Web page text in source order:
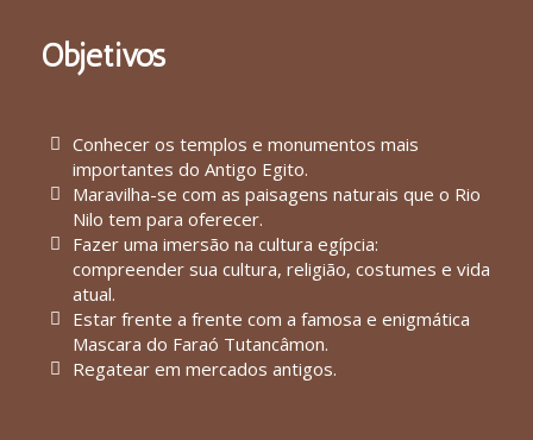
Objetivos
Conhecer os templos e monumentos mais
importantes do Antigo Egito.
Maravilha-se com as paisagens naturais que o Rio
Nilo tem para oferecer.
Fazer uma imersão na cultura egípcia:
compreender sua cultura, religião, costumes e vida
atual.
Estar frente a frente com a famosa e enigmática
Mascara do Faraó Tutancâmon.
Regatear em mercados antigos.